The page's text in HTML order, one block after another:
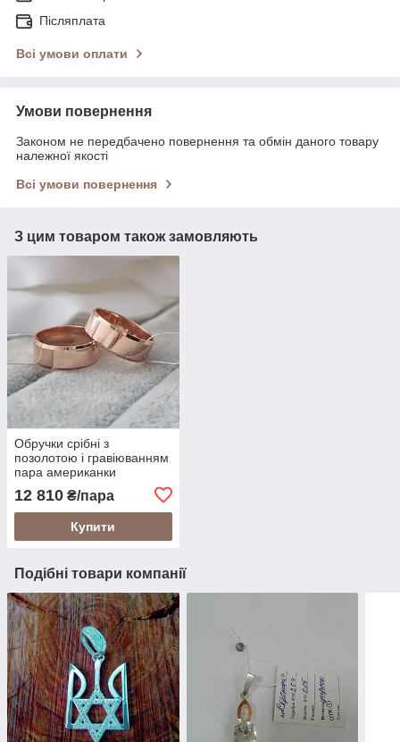
Післяплата
Всі умови оплати
Умови повернення
Законом не передбачено повернення та обмін даного товару
належної якості
Всі умови повернення
З цим товаром також замовляють
Обручки срібні з
позолотою і гравіюванням
пара американки
12 810 ₴/пара
Купити
Подібні товари компанії